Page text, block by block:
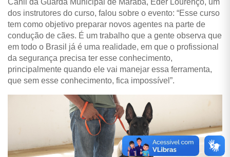
Canil da Guarda Municipal de Marabá, Eder Lourenço, um
dos instrutores do curso, falou sobre o evento: “Esse curso
tem como objetivo preparar novos agentes na parte de
condução de cães. É um trabalho que a gente observa que
em todo o Brasil já é uma realidade, em que o profissional
da segurança precisa ter esse conhecimento,
principalmente quando ele vai manejar essa ferramenta,
que sem esse conhecimento, fica impossível”.